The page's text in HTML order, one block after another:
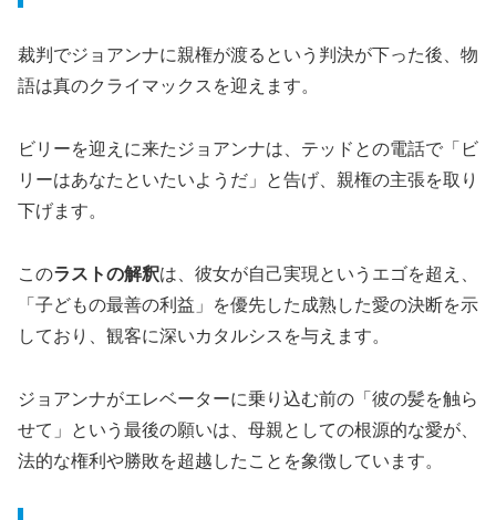
裁判でジョアンナに親権が渡るという判決が下った後、物
語は真のクライマックスを迎えます。
ビリーを迎えに来たジョアンナは、テッドとの電話で「ビ
リーはあなたといたいようだ」と告げ、親権の主張を取り
下げます。
このラストの解釈は、彼女が自己実現というエゴを超え、
「子どもの最善の利益」を優先した成熟した愛の決断を示
しており、観客に深いカタルシスを与えます。
ジョアンナがエレベーターに乗り込む前の「彼の髪を触ら
せて」という最後の願いは、母親としての根源的な愛が、
法的な権利や勝敗を超越したことを象徴しています。